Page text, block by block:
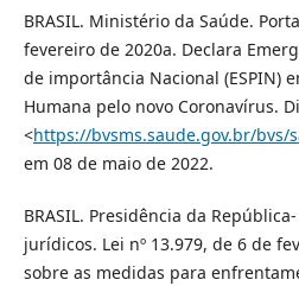
BRASIL. Ministério da Saúde.
fevereiro de 2020a. Declara
de importância Nacional (ESPIN)
Humana pelo novo Coronavírus.
<https://bvsms.saude.gov.br/bvs/
em 08 de maio de 2022.
BRASIL. Presidência da
jurídicos. Lei nº 13.979, de 6 de
sobre as medidas para